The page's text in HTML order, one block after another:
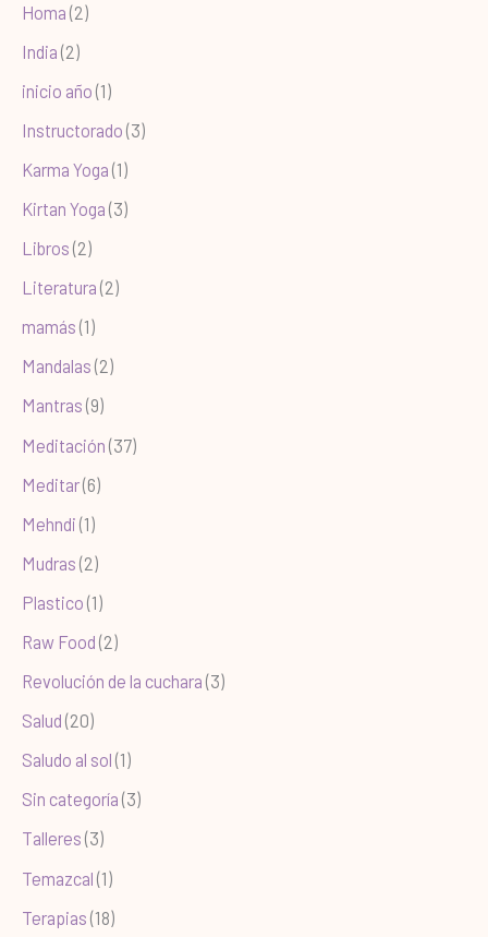
Homa (2)
India (2)
inicio año (1)
Instructorado (3)
Karma Yoga (1)
Kirtan Yoga (3)
Libros (2)
Literatura (2)
mamás (1)
Mandalas (2)
Mantras (9)
Meditación (37)
Meditar(6)
Mehndi (1)
Mudras (2)
Plastico (1)
Raw Food (2)
Revolución de la cuchara (3)
Salud (20)
Saludo al sol (1)
Sin categoría (3)
Talleres (3)
Temazcal (1)
Terapias (18)